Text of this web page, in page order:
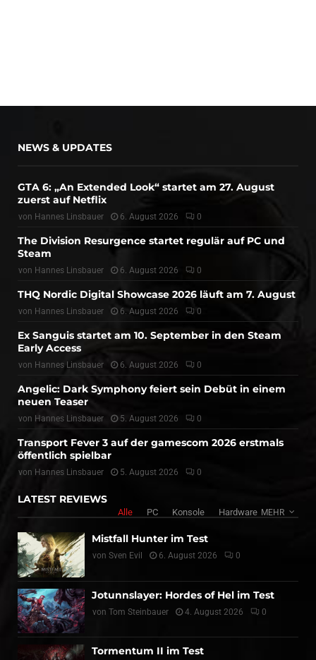
NEWS & UPDATES
GTA 6: „An Extended Look“ startet am 27. August
zuerst auf Netflix
von Hannes Linsbauer 6. August 2026 0
The Division Resurgence startet regulär auf PC und
Steam
von Hannes Linsbauer 6. August 2026 0
THQ Nordic Digital Showcase 2026 läuft am 7. August
von Hannes Linsbauer 6. August 2026 0
Ex Sanguis startet am 10. September in den Steam
Early Access
von Hannes Linsbauer 6. August 2026 0
Angelic: Dark Symphony feiert sein Debüt in einem
neuen Teaser
von Hannes Linsbauer 5. August 2026 0
Transport Fever 3 auf der gamescom 2026 erstmals
öffentlich spielbar
von Hannes Linsbauer 5. August 2026 0
LATEST REVIEWS
Alle PC Konsole Hardware MEHR
Mistfall Hunter im Test
von Sven Evil 6. August 2026 0
Jotunnslayer: Hordes of Hel im Test
von Tom Steinbauer 4. August 2026 0
Tormentum II im Test